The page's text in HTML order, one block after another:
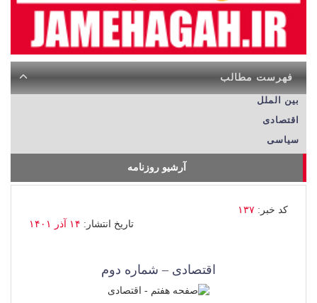
فهرست مطالب
بین الملل
اقتصادی
سیاسی
آرشیو روزنامه
کد خبر: ۱۳۷
تاریخ انتشار: ۱۴ آذر ۱۴۰۱
اقتصادی – شماره دوم